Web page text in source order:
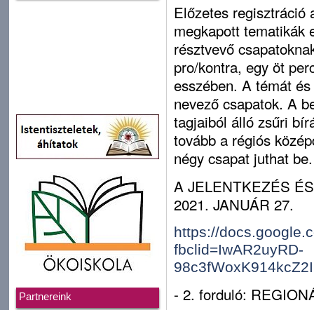
Partnereink
Előzetes regisztráció
megkapott tematikák
résztvevő
pro/kontra, egy öt
esszében. A témát
nevező csapatok. A
tagjaiból álló zsűri
tovább a régiós
négy csapat juthat be.
A JELENTKEZÉS
2021. JANUÁR 27.
https://
fbclid=IwAR2uyRD-
- 2. forduló: